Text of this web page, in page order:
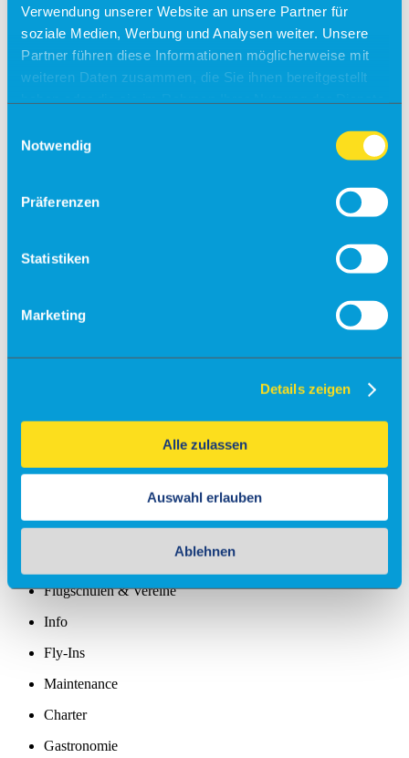
Verwendung unserer Website an unsere Partner für
soziale Medien, Werbung und Analysen weiter. Unsere
Partner führen diese Informationen möglicherweise mit
weiteren Daten zusammen, die Sie ihnen bereitgestellt
Notwendig
Präferenzen
Statistiken
Marketing
Details zeigen
Alle zulassen
Auswahl erlauben
Ablehnen
Check-in
Einreiseverordnung
Anfahrt
Barrierefreies Reisen
Allgemein
Free Wifi
Unser Service
Flugschulen & Vereine
Info
Fly-Ins
Maintenance
Charter
Gastronomie